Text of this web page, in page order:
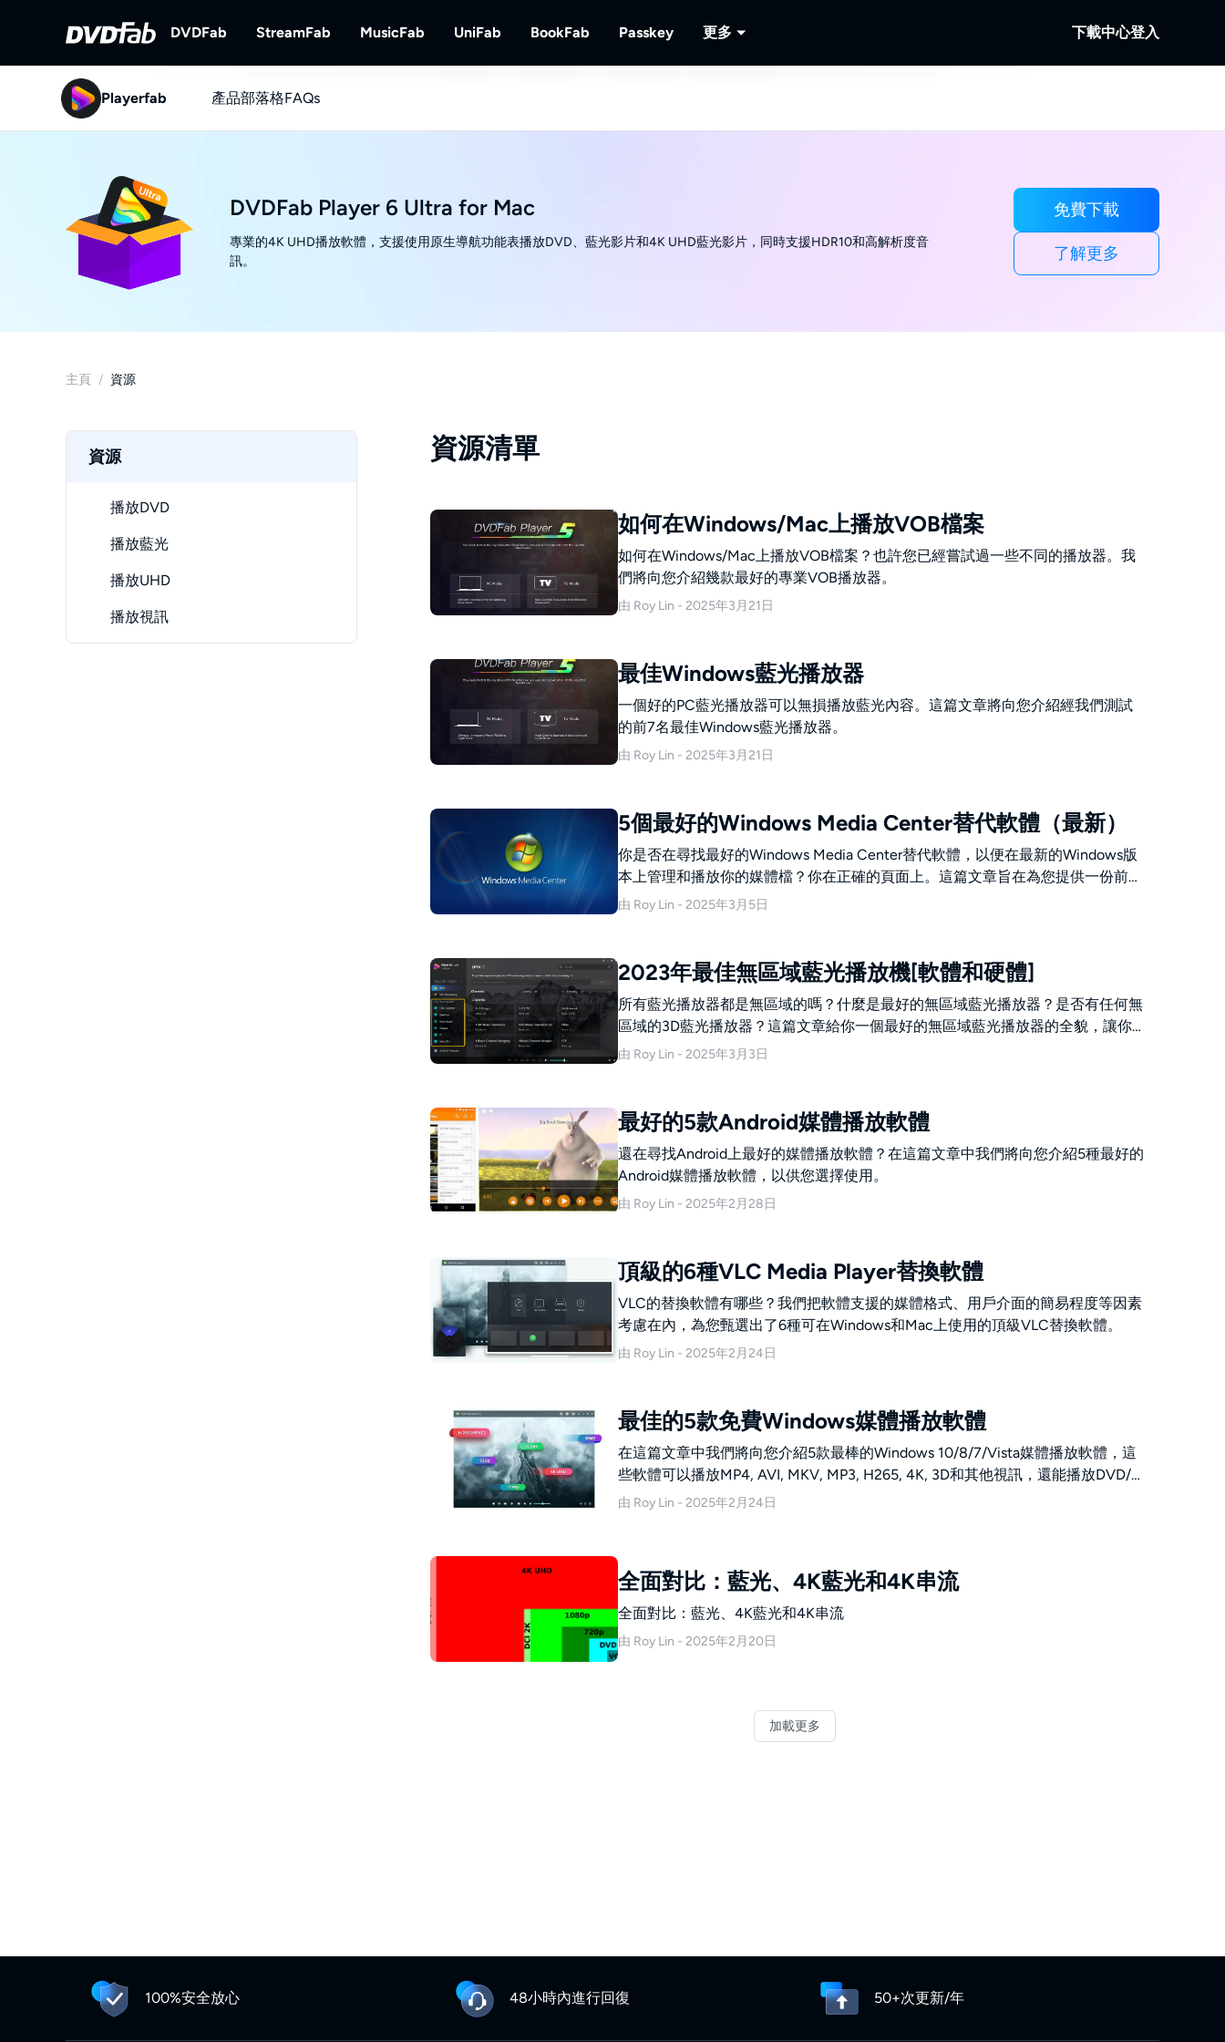
DVDFab
DVDFab
StreamFab
StreamFab
MusicFab UniFab BookFab Passkey 更多 下載中心登入
Playerfab 產品部落格FAQs
DVDFab Player 6 Ultra for Mac
專業的4K UHD播放軟體，支援使用原生導航功能表播放DVD、藍光影片和4K UHD藍光影片，同時支援HDR10和高解析度音
訊。
免費下載
了解更多
主頁 / 資源
資源
播放DVD
播放藍光
播放UHD
播放視訊
資源清單
如何在Windows/Mac上播放VOB檔案
如何在Windows/Mac上播放VOB檔案？也許您已經嘗試過一些不同的播放器。我
們將向您介紹幾款最好的專業VOB播放器。
由 Roy Lin - 2025年3月21日
最佳Windows藍光播放器
一個好的PC藍光播放器可以無損播放藍光內容。這篇文章將向您介紹經我們測試
的前7名最佳Windows藍光播放器。
由 Roy Lin - 2025年3月21日
5個最好的Windows Media Center替代軟體（最新）
你是否在尋找最好的Windows Media Center替代軟體，以便在最新的Windows版
本上管理和播放你的媒體檔？你在正確的頁面上。這篇文章旨在為您提供一份前5
名最佳Windows Media Center替代品的名單。請閱讀更多詳細資訊。
由 Roy Lin - 2025年3月5日
2023年最佳無區域藍光播放機[軟體和硬體]
所有藍光播放器都是無區域的嗎？什麼是最好的無區域藍光播放器？是否有任何無
區域的3D藍光播放器？這篇文章給你一個最好的無區域藍光播放器的全貌，讓你
沒有任何麻煩的播放藍光內容。請繼續閱讀，選擇您想要的最佳區域藍光播放器。
由 Roy Lin - 2025年3月3日
最好的5款Android媒體播放軟體
還在尋找Android上最好的媒體播放軟體？在這篇文章中我們將向您介紹5種最好的
Android媒體播放軟體，以供您選擇使用。
由 Roy Lin - 2025年2月28日
頂級的6種VLC Media Player替換軟體
VLC的替換軟體有哪些？我們把軟體支援的媒體格式、用戶介面的簡易程度等因素
考慮在內，為您甄選出了6種可在Windows和Mac上使用的頂級VLC替換軟體。
由 Roy Lin - 2025年2月24日
最佳的5款免費Windows媒體播放軟體
在這篇文章中我們將向您介紹5款最棒的Windows 10/8/7/Vista媒體播放軟體，這
些軟體可以播放MP4, AVI, MKV, MP3, H265, 4K, 3D和其他視訊，還能播放DVD/
藍光/UHD藍光電影。
由 Roy Lin - 2025年2月24日
全面對比：藍光、4K藍光和4K串流
全面對比：藍光、4K藍光和4K串流
由 Roy Lin - 2025年2月20日
加載更多
100%安全放心 48小時內進行回復 50+次更新/年